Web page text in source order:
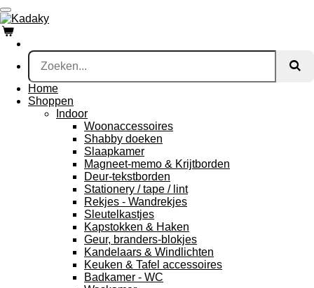
Ga
direct
naar
de
hoofdinhoud
Home
Shoppen
Indoor
Woonaccessoires
Shabby doeken
Slaapkamer
Magneet-memo & Krijtborden
Deur-tekstborden
Stationery / tape / lint
Rekjes - Wandrekjes
Sleutelkastjes
Kapstokken & Haken
Geur, branders-blokjes
Kandelaars & Windlichten
Keuken & Tafel accessoires
Badkamer - WC